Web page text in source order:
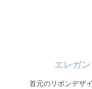
エレガ
首元のリボンデザ